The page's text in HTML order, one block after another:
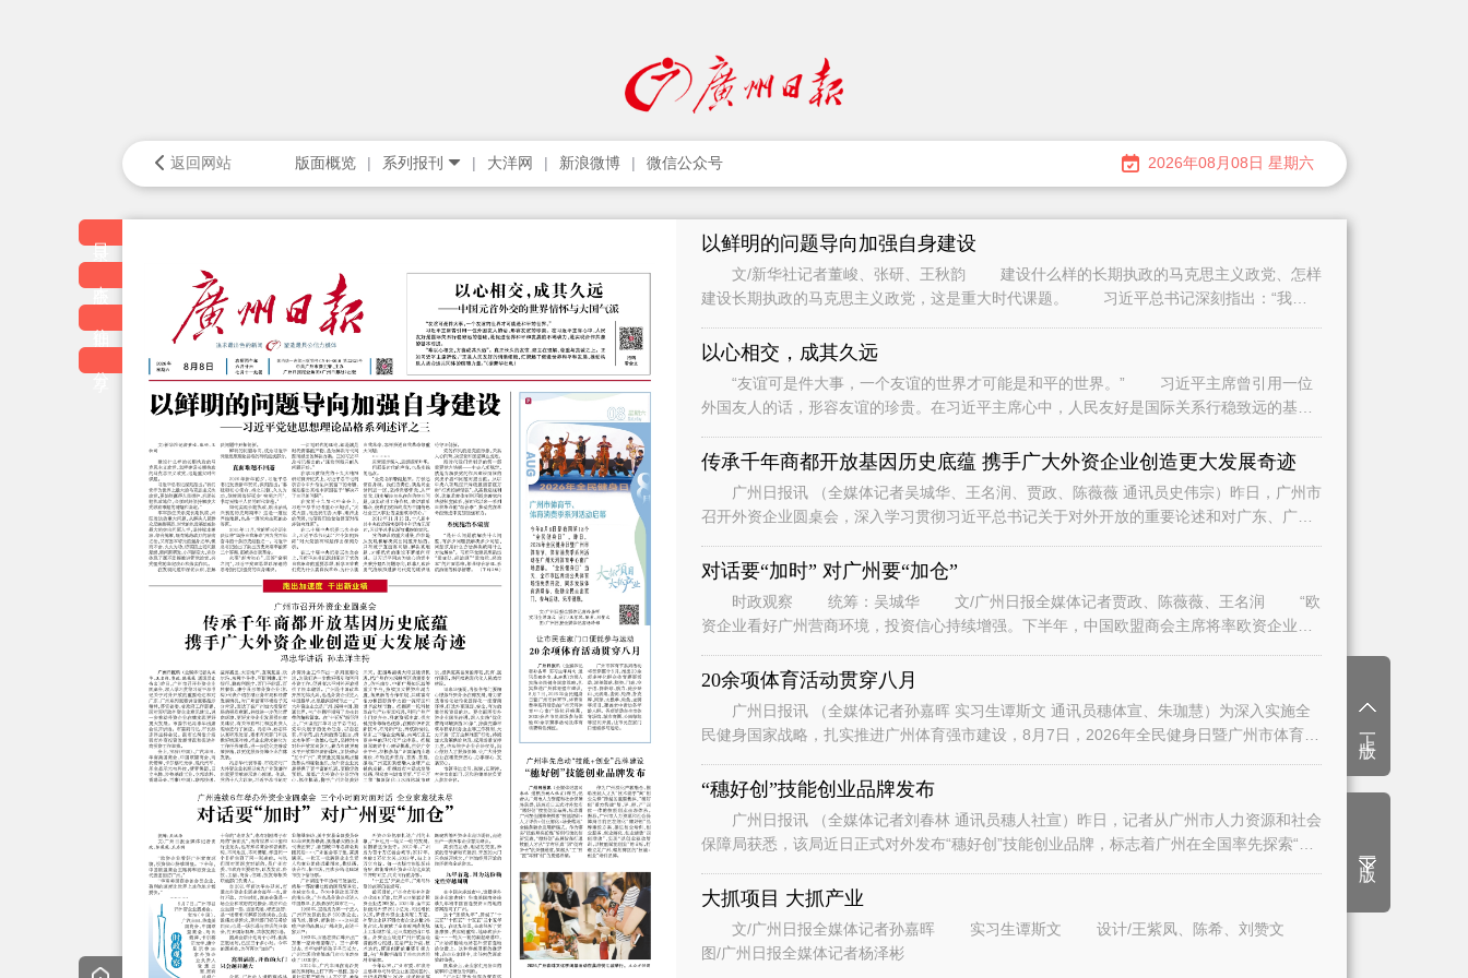
返回网站 版面概览 系列报刊 大洋网 新浪微博 微信公众号 2026年08月08日 星期六
以鲜明的问题导向加强自身建设
文/新华社记者董峻、张研、王秋韵 建设什么样的长期执政的马克思主义政党、怎样
建设长期执政的马克思主义政党，这是重大时代课题。 习近平总书记深刻指出：“我们
以心相交，成其久远
“友谊可是件大事，一个友谊的世界才可能是和平的世界。” 习近平主席曾引用一位
外国友人的话，形容友谊的珍贵。在习近平主席心中，人民友好是国际关系行稳致远的基
传承千年商都开放基因历史底蕴 携手广大外资企业创造更大发展奇迹
广州日报讯 （全媒体记者吴城华、王名润、贾政、陈薇薇 通讯员史伟宗）昨日，广州市
召开外资企业圆桌会，深入学习贯彻习近平总书记关于对外开放的重要论述和对广东、广州
对话要“加时” 对广州要“加仓”
时政观察 统筹：吴城华 文/广州日报全媒体记者贾政、陈薇薇、王名润 “欧
资企业看好广州营商环境，投资信心持续增强。下半年，中国欧盟商会主席将率欧资企业代
20余项体育活动贯穿八月
广州日报讯 （全媒体记者孙嘉晖 实习生谭斯文 通讯员穗体宣、朱珈慧）为深入实施全
民健身国家战略，扎实推进广州体育强市建设，8月7日，2026年全民健身日暨广州市体育
“穗好创”技能创业品牌发布
广州日报讯 （全媒体记者刘春林 通讯员穗人社宣）昨日，记者从广州市人力资源和社会
保障局获悉，该局近日正式对外发布“穗好创”技能创业品牌，标志着广州在全国率先探索“技
大抓项目 大抓产业
文/广州日报全媒体记者孙嘉晖 实习生谭斯文 设计/王紫凤、陈希、刘赞文
图/广州日报全媒体记者杨泽彬